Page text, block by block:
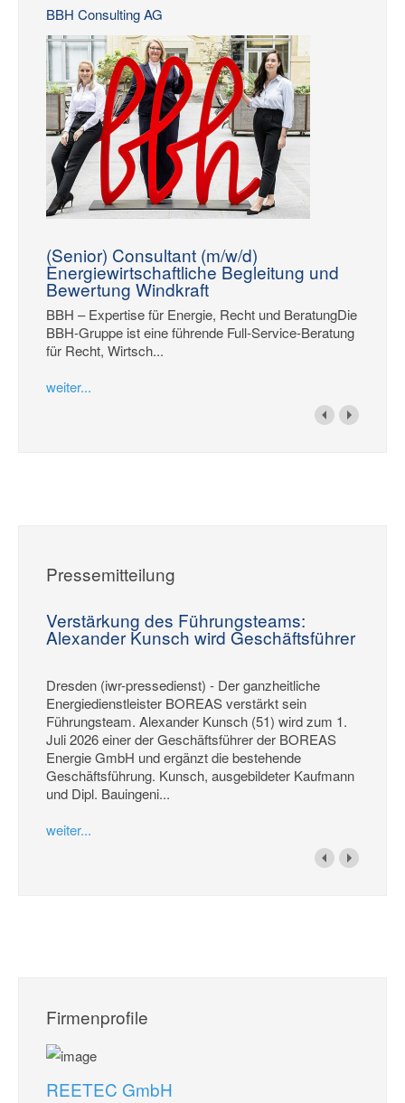
BBH Consulting AG
(Senior) Consultant (m/w/d)
Energiewirtschaftliche Begleitung und
Bewertung Windkraft
BBH – Expertise für Energie, Recht und BeratungDie
BBH-Gruppe ist eine führende Full-Service-Beratung
für Recht, Wirtsch...
weiter...
Pressemitteilung
Verstärkung des Führungsteams:
Alexander Kunsch wird Geschäftsführer
Dresden (iwr-pressedienst) - Der ganzheitliche
Energiedienstleister BOREAS verstärkt sein
Führungsteam. Alexander Kunsch (51) wird zum 1.
Juli 2026 einer der Geschäftsführer der BOREAS
Energie GmbH und ergänzt die bestehende
Geschäftsführung. Kunsch, ausgebildeter Kaufmann
und Dipl. Bauingeni...
weiter...
Firmenprofile
REETEC GmbH